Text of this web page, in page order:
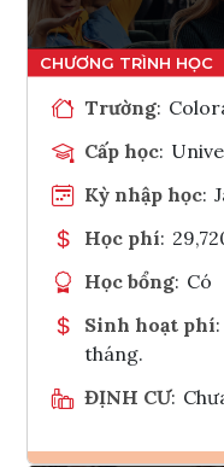
Trường:
Cấp học:
Kỳ nhập học:
Học phí:
Học bổng: Có
Sinh hoạt phí:
tháng.
ĐỊNH CƯ: